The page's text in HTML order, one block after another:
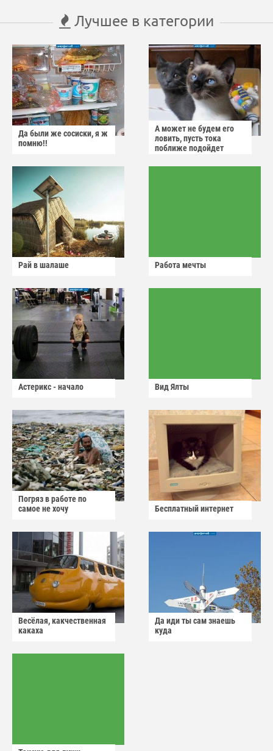
Лучшее в категории
Да были же сосиски, я ж
помню!!
А может не будем его
ловить, пусть тока
поближе подойдет
Рай в шалаше Работа мечты
Астерикс - начало Вид Ялты
Погряз в работе по
самое не хочу
Бесплатный интернет
Весёлая, какчественная
какаха
Да иди ты сам знаешь
куда